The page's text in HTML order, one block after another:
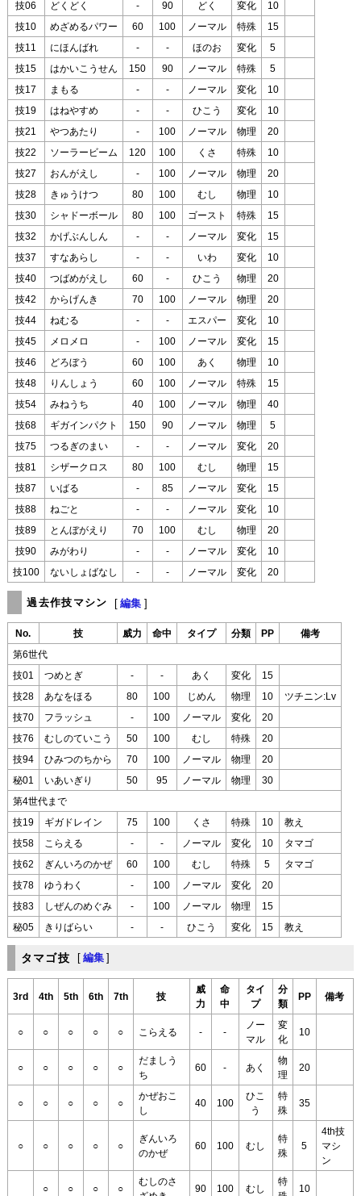
技06 どくどく - 90 どく 変化 10
技10 めざめるパワー 60 100 ノーマル 特殊 15
技11 にほんばれ - - ほのお 変化 5
技15 はかいこうせん 150 90 ノーマル 特殊 5
技17 まもる - - ノーマル 変化 10
技19 はねやすめ - - ひこう 変化 10
技21 やつあたり - 100 ノーマル 物理 20
技22 ソーラービーム 120 100 くさ 特殊 10
技27 おんがえし - 100 ノーマル 物理 20
技28 きゅうけつ 80 100 むし 物理 10
技30 シャドーボール 80 100 ゴースト 特殊 15
技32 かげぶんしん - - ノーマル 変化 15
技37 すなあらし - - いわ 変化 10
技40 つばめがえし 60 - ひこう 物理 20
技42 からげんき 70 100 ノーマル 物理 20
技44 ねむる - - エスパー 変化 10
技45 メロメロ - 100 ノーマル 変化 15
技46 どろぼう 60 100 あく 物理 10
技48 りんしょう 60 100 ノーマル 特殊 15
技54 みねうち 40 100 ノーマル 物理 40
技68 ギガインパクト 150 90 ノーマル 物理 5
技75 つるぎのまい - - ノーマル 変化 20
技81 シザークロス 80 100 むし 物理 15
技87 いばる - 85 ノーマル 変化 15
技88 ねごと - - ノーマル 変化 10
技89 とんぼがえり 70 100 むし 物理 20
技90 みがわり - - ノーマル 変化 10
技100 ないしょばなし - - ノーマル 変化 20
過去作技マシン [ 編集 ]
No. 技 威力 命中 タイプ 分類 PP 備考
第6世代
技01 つめとぎ - - あく 変化 15
技28 あなをほる 80 100 じめん 物理 10 ツチニン:Lv
技70 フラッシュ - 100 ノーマル 変化 20
技76 むしのていこう 50 100 むし 特殊 20
技94 ひみつのちから 70 100 ノーマル 物理 20
秘01 いあいぎり 50 95 ノーマル 物理 30
第4世代まで
技19 ギガドレイン 75 100 くさ 特殊 10 教え
技58 こらえる - - ノーマル 変化 10 タマゴ
技62 ぎんいろのかぜ 60 100 むし 特殊 5 タマゴ
技78 ゆうわく - 100 ノーマル 変化 20
技83 しぜんのめぐみ - 100 ノーマル 物理 15
秘05 きりばらい - - ひこう 変化 15 教え
タマゴ技 [ 編集 ]
3rd 4th 5th 6th 7th 技
威
力
命
中
タイ
プ
分
類
PP 備考
○ ○ ○ ○ ○ こらえる - -
ノー
マル
変
化
10
○ ○ ○ ○ ○
だましう
ち
60 - あく
物
理
20
○ ○ ○ ○ ○
かぜおこ
し
40 100
ひこ
う
特
殊
35
○ ○ ○ ○ ○
ぎんいろ
のかぜ
60 100 むし
特
殊
5
4th技
マシ
ン
○ ○ ○ ○
むしのさ
90 100 むし
特
10